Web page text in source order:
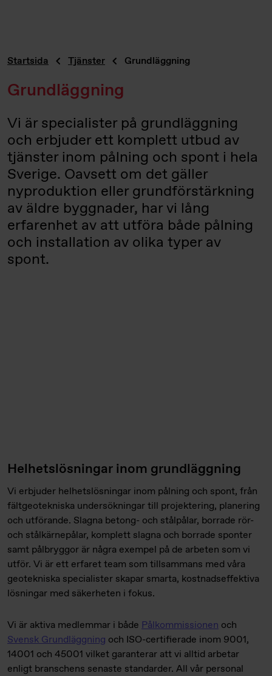
Startsida Tjänster Grundläggning
Grundläggning
Vi är specialister på grundläggning
och erbjuder ett komplett utbud av
tjänster inom pålning och spont i hela
Sverige. Oavsett om det gäller
nyproduktion eller grundförstärkning
av äldre byggnader, har vi lång
erfarenhet av att utföra både pålning
och installation av olika typer av
spont.
Helhetslösningar inom grundläggning
Vi erbjuder helhetslösningar inom pålning och spont, från
fältgeotekniska undersökningar till projektering, planering
och utförande. Slagna betong- och stålpålar, borrade rör-
och stålkärnepålar, komplett slagna och borrade sponter
samt pålbryggor är några exempel på de arbeten som vi
utför. Vi är ett erfaret team som tillsammans med våra
geotekniska specialister skapar smarta, kostnadseffektiva
lösningar med säkerheten i fokus.
Vi är aktiva medlemmar i både Pålkommissionen och
Svensk Grundläggning och ISO-certifierade inom 9001,
14001 och 45001 vilket garanterar att vi alltid arbetar
enligt branschens senaste standarder. All vår personal